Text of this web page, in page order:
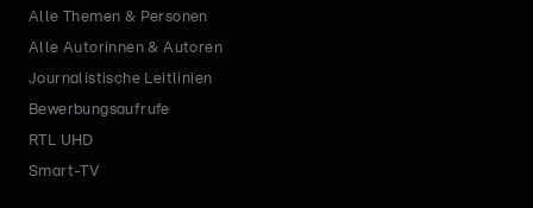
Alle Themen & Personen
Alle Autorinnen & Autoren
Journalistische Leitlinien
Bewerbungsaufrufe
RTL UHD
Smart-TV